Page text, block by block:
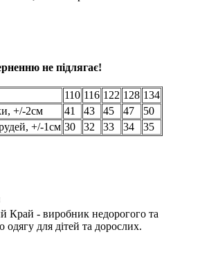
не підлягає!
110 116 122 128 134
+/-2см
41 43 45 47
50
+/-1см 30 32 33 34 35
Край - виробник недорогого та
одягу для дітей та дорослих.